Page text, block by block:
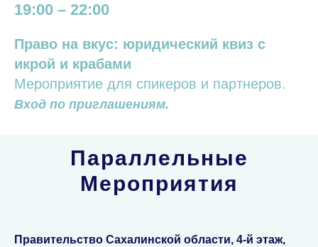
19:00 – 22:00
Право на вкус: юридический квиз с
икрой и крабами
Мероприятие для спикеров и партнеров.
Вход по приглашениям.
Параллельные
Мероприятия
Правительство Сахалинской области, 4-й этаж,